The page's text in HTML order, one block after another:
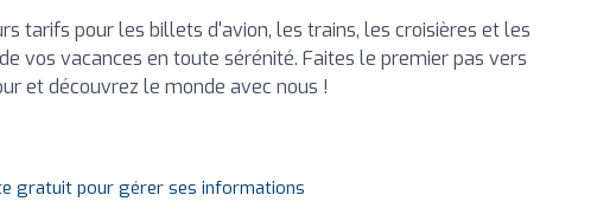
tarifs pour les billets d'avion, les trains, les croisières et les
vos vacances en toute sérénité. Faites le premier pas vers
et découvrez le monde avec nous !
gratuit pour gérer ses informations